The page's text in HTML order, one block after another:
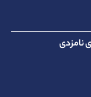
نامزدی